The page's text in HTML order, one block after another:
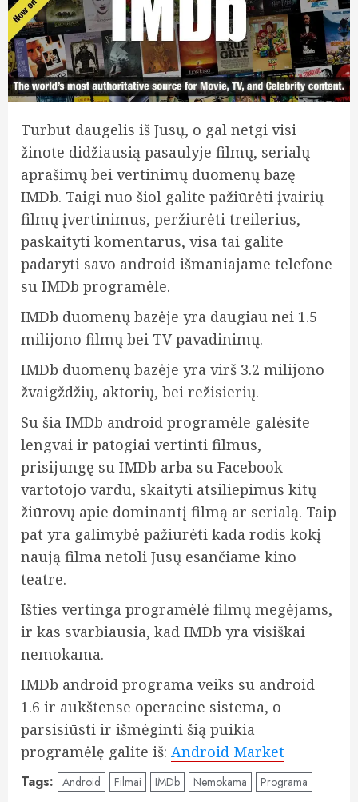
Turbūt daugelis iš Jūsų, o gal netgi visi
žinote didžiausią pasaulyje filmų, serialų
aprašimų bei vertinimų duomenų bazę
IMDb. Taigi nuo šiol galite pažiūrėti įvairių
filmų įvertinimus, peržiurėti treilerius,
paskaityti komentarus, visa tai galite
padaryti savo android išmaniajame telefone
su IMDb programėle.
IMDb duomenų bazėje yra daugiau nei 1.5
milijono filmų bei TV pavadinimų.
IMDb duomenų bazėje yra virš 3.2 milijono
žvaigždžių, aktorių, bei režisierių.
Su šia IMDb android programėle galėsite
lengvai ir patogiai vertinti filmus,
prisijungę su IMDb arba su Facebook
vartotojo vardu, skaityti atsiliepimus kitų
žiūrovų apie dominantį filmą ar serialą. Taip
pat yra galimybė pažiurėti kada rodis kokį
naują filma netoli Jūsų esančiame kino
teatre.
Išties vertinga programėlė filmų megėjams,
ir kas svarbiausia, kad IMDb yra visiškai
nemokama.
IMDb android programa veiks su android
1.6 ir aukštense operacine sistema, o
parsisiūsti ir išmėginti šią puikia
programėlę galite iš: Android Market
Tags: Android Filmai IMDb Nemokama Programa